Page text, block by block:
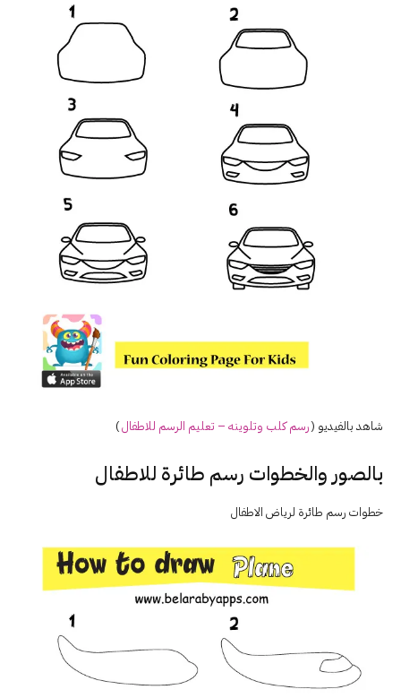
شاهد بالفيديو (رسم كلب وتلوينه – تعليم الرسم للاطفال)
بالصور والخطوات رسم طائرة للاطفال
خطوات رسم طائرة لرياض الاطفال